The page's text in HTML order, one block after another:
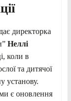
директорка
Неллі
коли в
та дитячої
установу.
є оновлення